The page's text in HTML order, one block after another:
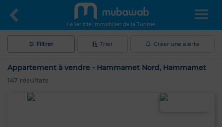
Le 1er site immobilier de la Tunisie
Filtrer Trier Créer une alerte
Appartement à vendre - Hammamet Nord, Hammamet
147 résultats